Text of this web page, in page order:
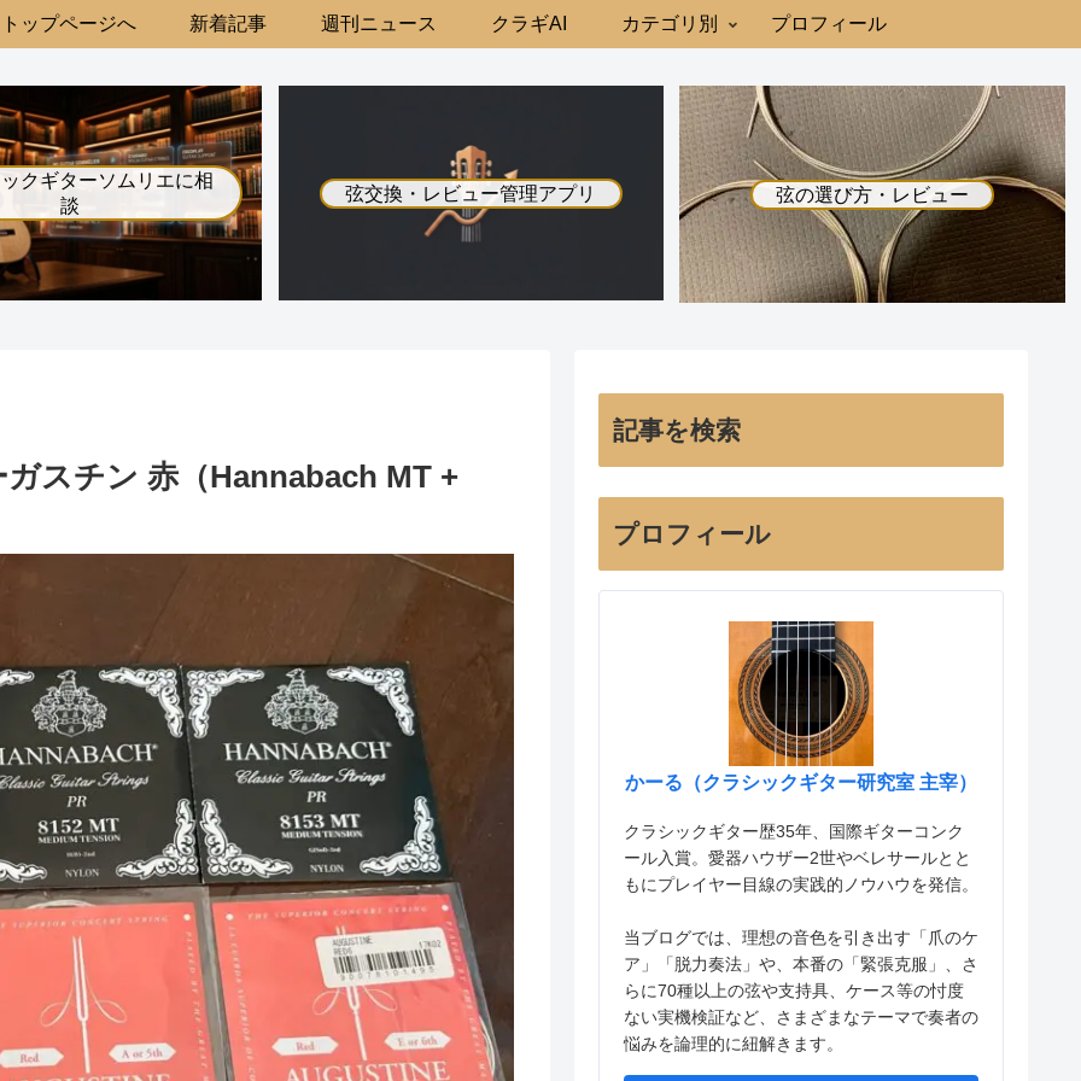
トップページへ 新着記事 週刊ニュース クラギAI カテゴリ別 プロフィール
クギターソムリエに相
談
弦交換・レビュー管理アプリ 弦の選び方・レビュー
スチン 赤（Hannabach MT +
記事を検索
プロフィール
かーる（クラシックギター研究室 主宰）
クラシックギター歴35年、国際ギターコンク
ール入賞。愛器ハウザー2世やベレサールとと
もにプレイヤー目線の実践的ノウハウを発信。
当ブログでは、理想の音色を引き出す「爪のケ
ア」「脱力奏法」や、本番の「緊張克服」、さ
らに70種以上の弦や支持具、ケース等の忖度
ない実機検証など、さまざまなテーマで奏者の
悩みを論理的に紐解きます。